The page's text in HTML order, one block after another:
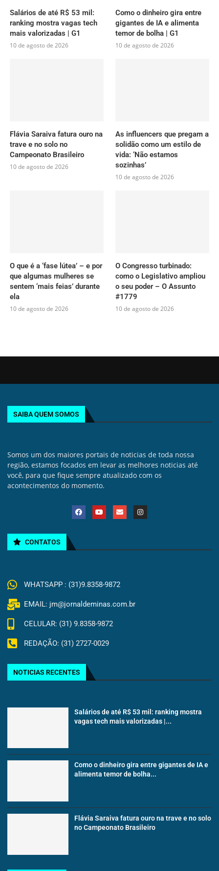
Salários de até R$ 53 mil:
ranking mostra vagas tech
mais valorizadas | G1
10 de agosto de 2026
Como o dinheiro gira entre
gigantes de IA e alimenta
temor de bolha | G1
10 de agosto de 2026
Flávia Saraiva fatura ouro na
trave e no solo no
Campeonato Brasileiro
10 de agosto de 2026
As influencers que pregam a
solidão como um estilo de
vida: ‘Não estamos
sozinhas’
10 de agosto de 2026
O que é a ‘fase lútea’ – e por
que algumas mulheres se
sentem ‘mais feias’ durante
ela
10 de agosto de 2026
O Congresso turbinado:
como o Legislativo ampliou
o seu poder – O Assunto
#1779
10 de agosto de 2026
SAIBA QUEM SOMOS
Somos um dos maiores portais de noticias de toda nossa
região, estamos focados em levar as melhores noticias até
você, para que fique sempre atualizado com os
acontecimentos do momento.
CONTATOS
WHATSAPP : (31)9.8358-9872
EMAIL: jm@jornaldeminas.com.br
CELULAR: (31) 9.8358-9872
REDAÇÃO: (31) 2727-0029
NOTICIAS RECENTES
Salários de até R$ 53 mil: ranking mostra
vagas tech mais valorizadas |...
Como o dinheiro gira entre gigantes de IA e
alimenta temor de bolha...
Flávia Saraiva fatura ouro na trave e no solo
no Campeonato Brasileiro